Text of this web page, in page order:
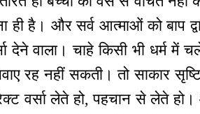
ही है। और सर्व आत्माओं को बाप
देने वाला। चाहे किसी भी धर्म
रह नहीं सकती। तो साकार सृष्टि
वर्सा लेते हो, पहचान से लेते हो।